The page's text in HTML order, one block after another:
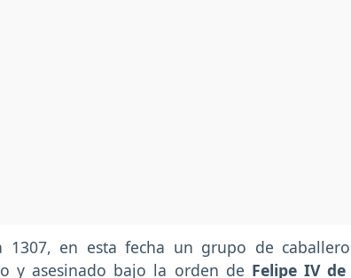
1307, en esta fecha un grupo de
y asesinado bajo la orden de Felipe IV